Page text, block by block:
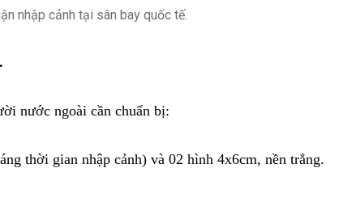
nhập cảnh tại sân bay quốc tế.
nước ngoài cần chuẩn bị:
thời gian nhập cảnh) và 02 hình 4x6cm, nền trắng.